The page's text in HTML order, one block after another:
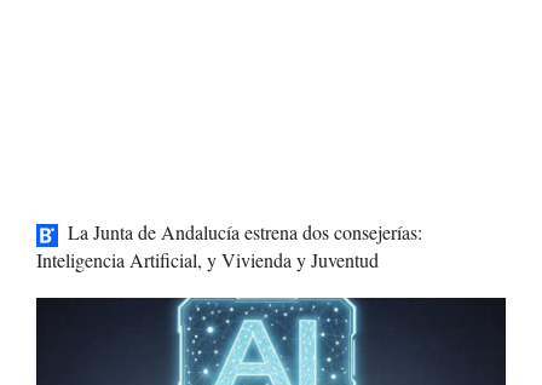
La Junta de Andalucía estrena dos consejerías:
Inteligencia Artificial, y Vivienda y Juventud